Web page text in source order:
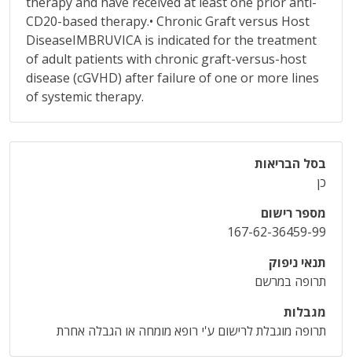
CD20-based therapy.• Chronic Graft versus Host
DiseaseIMBRUVICA is indicated for the treatment
of adult patients with chronic graft-versus-host
disease (cGVHD) after failure of one or more lines
of systemic therapy.
בסל הבריאות
כן
מספר רישום
167-62-36459-99
תנאי ניפוק
תרופה במרשם
מגבלות
תרופה מוגבלת לרישום ע'י רופא מומחה או הגבלה אחרת